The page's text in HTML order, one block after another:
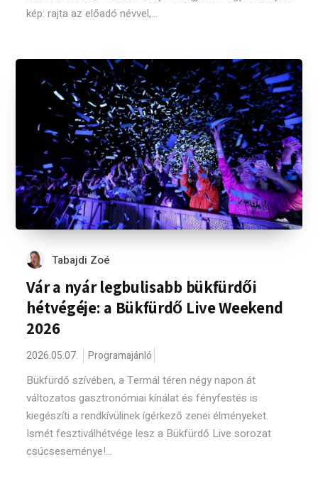
kép: rajta az előadó névvel,...
Tabajdi Zoé
Vár a nyár legbulisabb bükfürdői
hétvégéje: a Bükfürdő Live Weekend
2026
2026.05.07. Programajánló
Bükfürdő szívében, a Termál téren négy napon át
változatos gasztronómiai kínálat és fényfestés is
kiegészíti a rendkívülinek ígérkező zenei élményeket.
Ismét fesztiválhétvége lesz a Bükfürdő Live sorozat
csúcseseménye!...